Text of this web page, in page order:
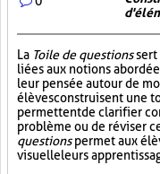
La Toile de questionssert
liées aux notions
leur pensée autour de
élèves construisent une
permettent de clarifier
problème ou de réviser
questionspermet aux
visuelle leurs